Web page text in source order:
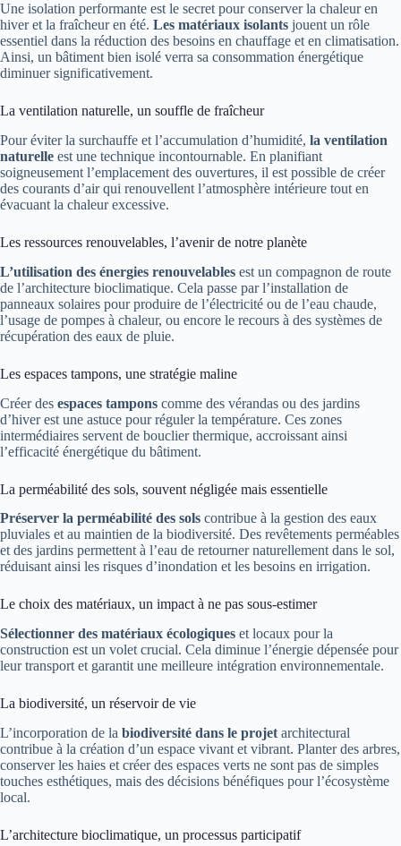
Une isolation performante est le secret pour conserver la chaleur en
hiver et la fraîcheur en été. Les matériaux isolants jouent un rôle
essentiel dans la réduction des besoins en chauffage et en climatisation.
Ainsi, un bâtiment bien isolé verra sa consommation énergétique
diminuer significativement.
La ventilation naturelle, un souffle de fraîcheur
Pour éviter la surchauffe et l’accumulation d’humidité, la ventilation
naturelle est une technique incontournable. En planifiant
soigneusement l’emplacement des ouvertures, il est possible de créer
des courants d’air qui renouvellent l’atmosphère intérieure tout en
évacuant la chaleur excessive.
Les ressources renouvelables, l’avenir de notre planète
L’utilisation des énergies renouvelables est un compagnon de route
de l’architecture bioclimatique. Cela passe par l’installation de
panneaux solaires pour produire de l’électricité ou de l’eau chaude,
l’usage de pompes à chaleur, ou encore le recours à des systèmes de
récupération des eaux de pluie.
Les espaces tampons, une stratégie maline
Créer des espaces tampons comme des vérandas ou des jardins
d’hiver est une astuce pour réguler la température. Ces zones
intermédiaires servent de bouclier thermique, accroissant ainsi
l’efficacité énergétique du bâtiment.
La perméabilité des sols, souvent négligée mais essentielle
Préserver la perméabilité des sols contribue à la gestion des eaux
pluviales et au maintien de la biodiversité. Des revêtements perméables
et des jardins permettent à l’eau de retourner naturellement dans le sol,
réduisant ainsi les risques d’inondation et les besoins en irrigation.
Le choix des matériaux, un impact à ne pas sous-estimer
Sélectionner des matériaux écologiques et locaux pour la
construction est un volet crucial. Cela diminue l’énergie dépensée pour
leur transport et garantit une meilleure intégration environnementale.
La biodiversité, un réservoir de vie
L’incorporation de la biodiversité dans le projet architectural
contribue à la création d’un espace vivant et vibrant. Planter des arbres,
conserver les haies et créer des espaces verts ne sont pas de simples
touches esthétiques, mais des décisions bénéfiques pour l’écosystème
local.
L’architecture bioclimatique, un processus participatif